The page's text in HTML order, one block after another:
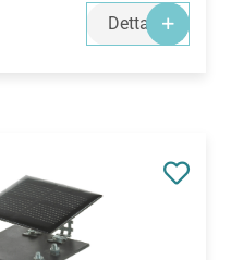
Dettagli